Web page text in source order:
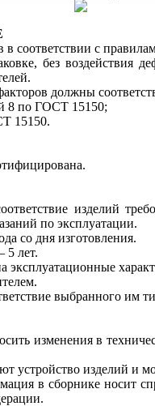
в соответствии с
без
должны
8 по ГОСТ 15150;
15150.
изделий
по эксплуатации.
со дня изготовления.
5 лет.
эксплуатационные
выбранного им
изменения в
устройство изделий и
в сборнике носит